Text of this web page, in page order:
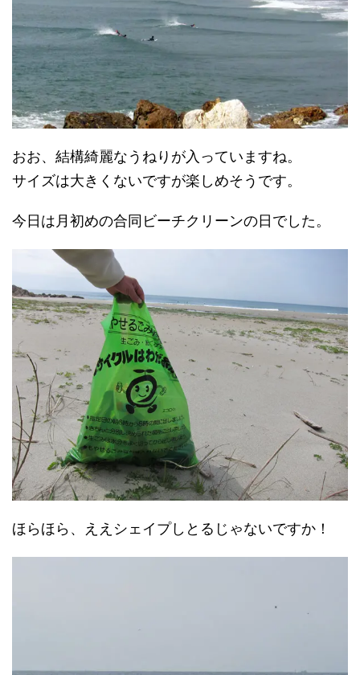
おお、結構綺麗なうねりが入っていますね。
サイズは大きくないですが楽しめそうです。
今日は月初めの合同ビーチクリーンの日でした。
ほらほら、ええシェイプしとるじゃないですか！